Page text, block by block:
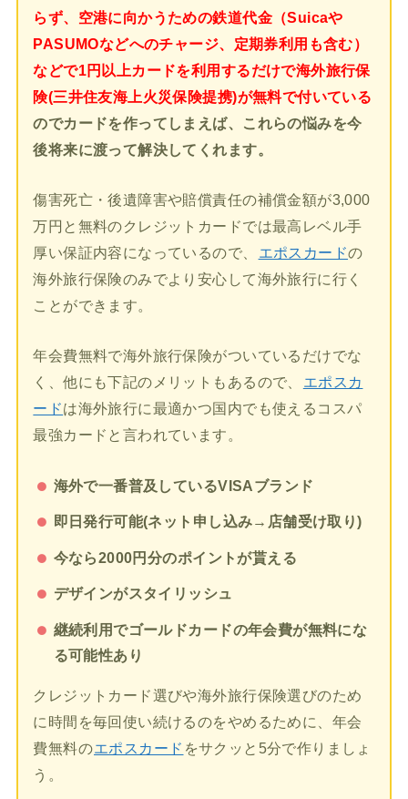
らず、空港に向かうための鉄道代金（Suicaや
PASUMOなどへのチャージ、定期券利用も含む）
などで1円以上カードを利用するだけで海外旅行保
険(三井住友海上火災保険提携)が無料で付いている
のでカードを作ってしまえば、これらの悩みを今
後将来に渡って解決してくれます。
傷害死亡・後遺障害や賠償責任の補償金額が3,000
万円と無料のクレジットカードでは最高レベル手
厚い保証内容になっているので、
エポスカードの
海外旅行保険のみでより安心して海外旅行に行く
ことができます。
年会費無料で海外旅行保険がついているだけでな
く、他にも下記のメリットもあるので、
エポスカ
ードは海外旅行に最適かつ国内でも使えるコスパ
最強カードと言われています。
海外で一番普及しているVISAブランド
即日発行可能(ネット申し込み→店舗受け取り)
今なら2000円分のポイントが貰える
デザインがスタイリッシュ
継続利用でゴールドカードの年会費が無料にな
る可能性あり
クレジットカード選びや海外旅行保険選びのため
に時間を毎回使い続けるのをやめるために、年会
費無料のエポスカード をサクッと5分で作りましょ
う。